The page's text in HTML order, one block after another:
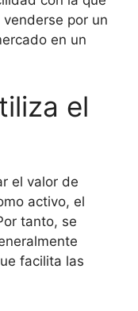
por un
en un
el
el valor de
activo, el
tanto, se
facilita las